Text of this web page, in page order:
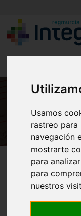
Usamos
rastreo para
navegación
mostrarte
para
para
nuestros
Región de Murcia